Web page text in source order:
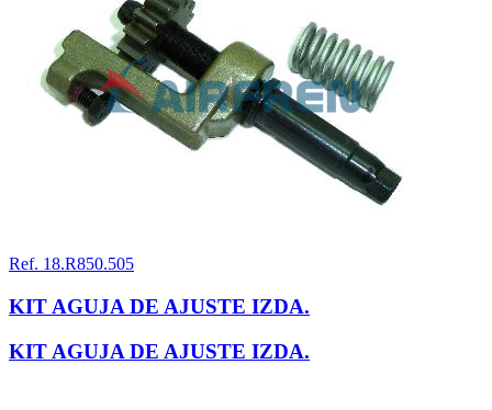
Ref. 18.R850.505
KIT AGUJA DE AJUSTE IZDA.
KIT AGUJA DE AJUSTE IZDA.